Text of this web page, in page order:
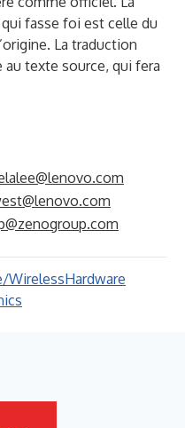
fasse foi est celle du
La traduction
texte source, qui fera
WirelessHardware